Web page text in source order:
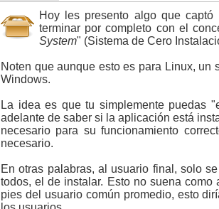
Hoy les presento algo que
terminar por completo con el
System" (Sistema de Cero
Noten que aunque esto es para Linux, un
Windows.
La idea es que tu simplemente puedas
adelante de saber si la aplicación está
necesario para su funcionamiento
necesario.
En otras palabras, al usuario final, solo
todos, el de instalar. Esto no suena
pies del usuario común promedio, esto